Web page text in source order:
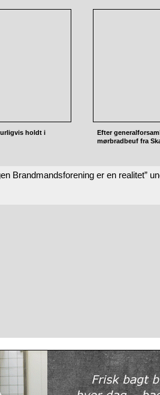
holdt i
Efter
mørbradbeuf fra
Brandmandsforening er en realitet”